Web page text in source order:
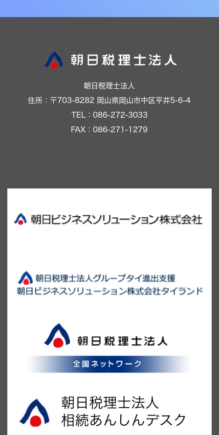
朝日税理士法人
住所：〒703-8282 岡山県岡山市中区平井5-6-4
TEL：086-272-3033
FAX：086-271-1279